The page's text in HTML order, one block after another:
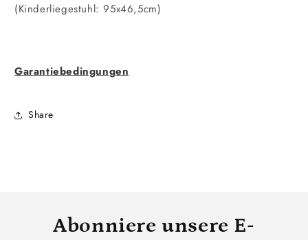
(Kinderliegestuhl: 95x46,5cm)
Garantiebedingungen
Share
Abonniere unsere E-